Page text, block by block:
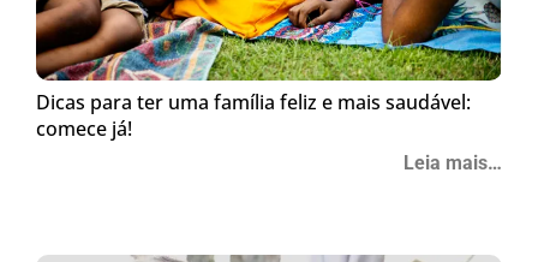
Dicas para ter uma família feliz e mais saudável:
comece já!
Leia mais…